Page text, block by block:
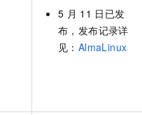
5 月 11 日已发
布，发布记录详
见： AlmaLinux